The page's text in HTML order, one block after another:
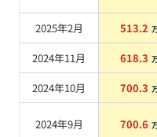
2025年2月
513.2
2024年11月
618.3
2024年10月
700.3
2024年9月 700.6